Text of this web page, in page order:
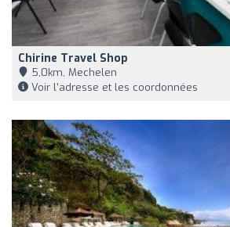
Chirine Travel Shop
5,0km, Mechelen
Voir l'adresse et les coordonnées